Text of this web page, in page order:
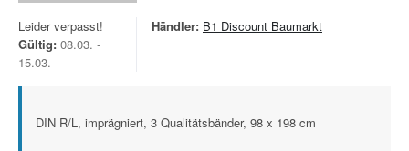
Leider verpasst!
Gültig: 08.03. -
15.03.
Händler: B1 Discount Baumarkt
DIN R/L, imprägniert, 3 Qualitätsbänder, 98 x 198 cm